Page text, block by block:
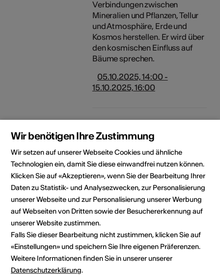
Verbindungen zwischen
Mineralien und Pflanzen, Tellur
und Atmosphäre, Erde und
Kosmos herstellen. Er wird über
den kosmischen Einfluss auf
Bäume sprechen.
05.10.2025, 14:00 -
15.10.2025, 16:00
Die Kraft des Baumes
Der Film LA PUISSANCE DE
L’ARBRE (Die Kraft des
Baumes), der in der Schweiz mit
Ernst Zürcher und dem
Comiczeichner Zep gedreht
wurde, nimmt uns mit auf eine
Reise zwischen Wissenschaft
und Kontemplation. Der Film
lädt uns zu einer Reise von
Graubünden nach Genf ein.
Dabei entdecken wir die
«bemerkenswerten» Bäume der
Schweiz aus einem neuen
Wir benötigen Ihre Zustimmung
Wir setzen auf unserer Webseite Cookies und ähnliche
Technologien ein, damit Sie diese einwandfrei nutzen können.
Klicken Sie auf «Akzeptieren», wenn Sie der Bearbeitung Ihrer
Daten zu Statistik- und Analysezwecken, zur Personalisierung
unserer Webseite und zur Personalisierung unserer Werbung
auf Webseiten von Dritten sowie der Besuchererkennung auf
unserer Website zustimmen.
Falls Sie dieser Bearbeitung nicht zustimmen, klicken Sie auf
«Einstellungen» und speichern Sie Ihre eigenen Präferenzen.
Weitere Informationen finden Sie in unserer unserer
Datenschutzerklärung.